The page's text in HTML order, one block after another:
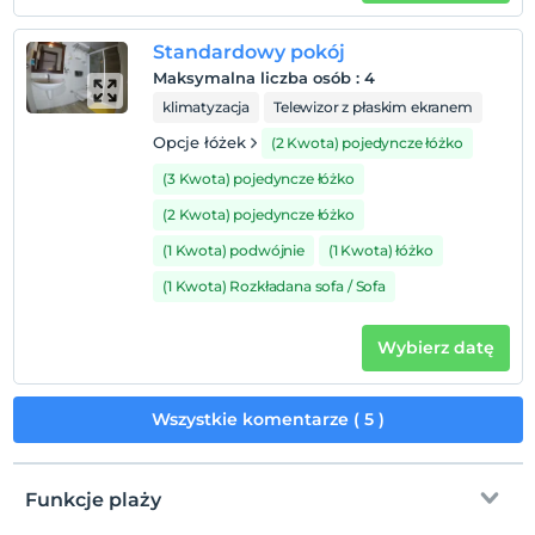
Lokalizacja
Odległość do morza 150m Odległość do dworca
autobusowego 5km Odległość do centrum miasta
Antalta 55km Odległość do lotniska 65km.
Pokaż na mapie
Po 14:00
Wymeldować się
Przed 12:00
Zwierzęta niedozwolone
Standardowy pokój
Maksymalna liczba osób : 4
klimatyzacja Telewizor z płaskim ekranem
Opcje łóżek
(2 Kwota) pojedyncze łóżko
(3 Kwota) pojedyncze łóżko
(2 Kwota) pojedyncze łóżko
(1 Kwota) podwójnie
(1 Kwota) łóżko
(1 Kwota) Rozkładana sofa / Sofa
Wybierz datę
Wszystkie komentarze ( 5 )
Funkcje plaży